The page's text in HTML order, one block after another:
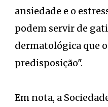
ansiedade e o
podem servir de
dermatológica que
predisposição".
Em nota, a